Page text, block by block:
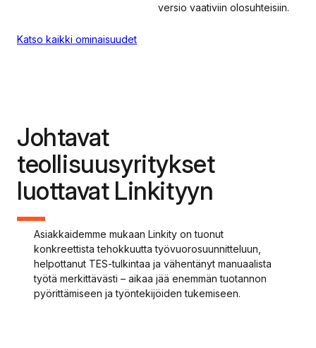
versio vaativiin olosuhteisiin.
Katso kaikki ominaisuudet
Johtavat
teollisuusyritykset
luottavat Linkityyn
Asiakkaidemme mukaan Linkity on tuonut
konkreettista tehokkuutta työvuorosuunnitteluun,
helpottanut TES-tulkintaa ja vähentänyt manuaalista
työtä merkittävästi – aikaa jää enemmän tuotannon
pyörittämiseen ja työntekijöiden tukemiseen.